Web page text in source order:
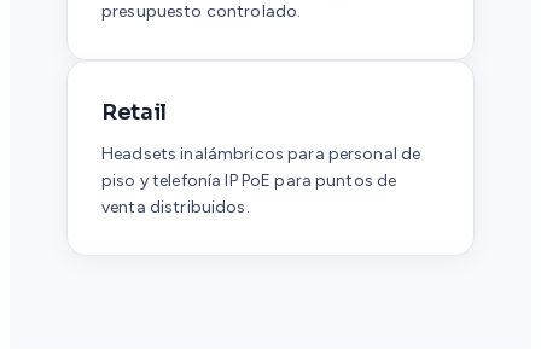
presupuesto controlado.
Retail
Headsets inalámbricos para personal de
piso y telefonía IP PoE para puntos de
venta distribuidos.